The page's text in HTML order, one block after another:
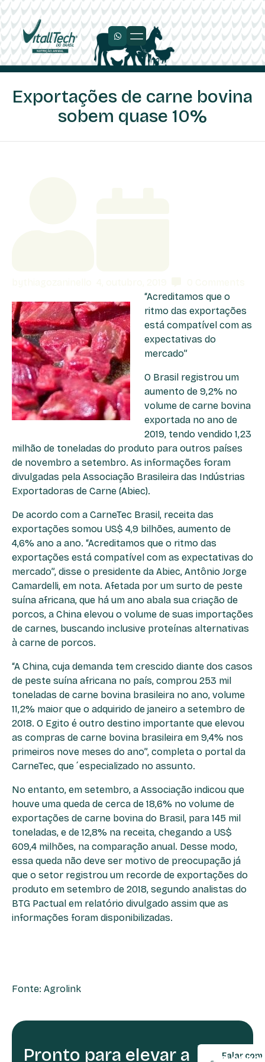
Exportações de carne bovina
sobem quase 10%
“Acreditamos que o
ritmo das exportações
está compatível com as
expectativas do
mercado”
O Brasil registrou um
aumento de 9,2% no
volume de carne bovina
exportada no ano de
2019, tendo vendido 1,23
milhão de toneladas do produto para outros países
de novembro a setembro. As informações foram
divulgadas pela Associação Brasileira das Indústrias
Exportadoras de Carne (Abiec).
De acordo com a CarneTec Brasil, receita das
exportações somou US$ 4,9 bilhões, aumento de
4,6% ano a ano. “Acreditamos que o ritmo das
exportações está compatível com as expectativas do
mercado”, disse o presidente da Abiec, Antônio Jorge
Camardelli, em nota. Afetada por um surto de peste
suína africana, que há um ano abala sua criação de
porcos, a China elevou o volume de suas importações
de carnes, buscando inclusive proteínas alternativas
à carne de porcos.
“A China, cuja demanda tem crescido diante dos casos
de peste suína africana no país, comprou 253 mil
toneladas de carne bovina brasileira no ano, volume
11,2% maior que o adquirido de janeiro a setembro de
2018. O Egito é outro destino importante que elevou
as compras de carne bovina brasileira em 9,4% nos
primeiros nove meses do ano”, completa o portal da
CarneTec, que ´especializado no assunto.
No entanto, em setembro, a Associação indicou que
houve uma queda de cerca de 18,6% no volume de
exportações de carne bovina do Brasil, para 145 mil
toneladas, e de 12,8% na receita, chegando a US$
609,4 milhões, na comparação anual. Desse modo,
essa queda não deve ser motivo de preocupação já
que o setor registrou um recorde de exportações do
produto em setembro de 2018, segundo analistas do
BTG Pactual em relatório divulgado assim que as
informações foram disponibilizadas.
Fonte: Agrolink
Pronto para elevar a
Falar com
TELEFONE:
(54)